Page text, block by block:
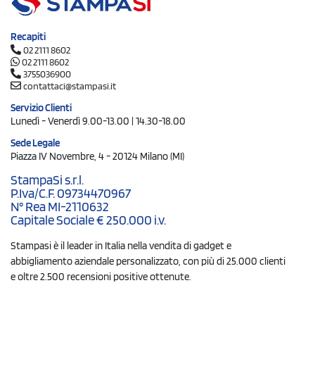
Recapiti
02 2111 8602
02 2111 8602
3755036900
contattaci@stampasi.it
Servizio Clienti
Lunedì - Venerdì 9.00-13.00 | 14.30-18.00
Sede Legale
Piazza IV Novembre, 4 - 20124 Milano (MI)
StampaSi s.r.l.
P.Iva/C.F. 09734470967
N° Rea MI-2110632
Capitale Sociale € 250.000 i.v.
Stampasi è il leader in Italia nella vendita di gadget e
abbigliamento aziendale personalizzato, con più di 25.000 clienti
e oltre 2.500 recensioni positive ottenute.